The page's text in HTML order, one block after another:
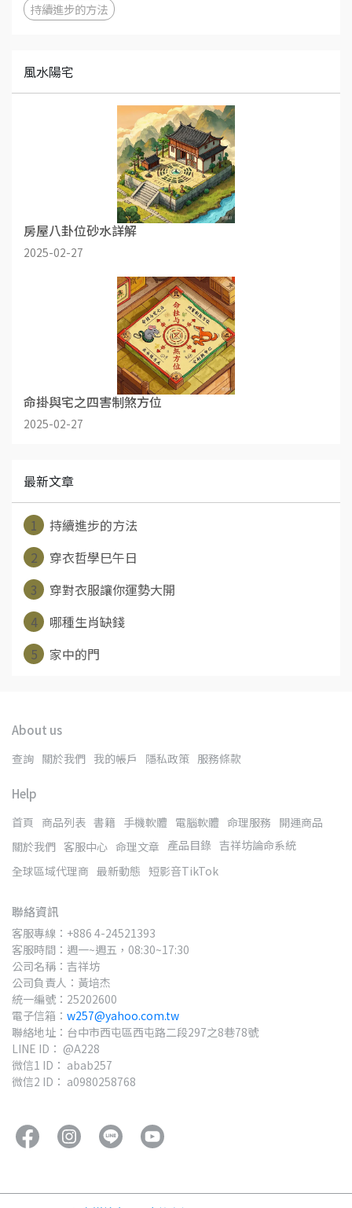
持續進步的方法
風水陽宅
房屋八卦位砂水詳解
2025-02-27
命掛與宅之四害制煞方位
2025-02-27
最新文章
1
持續進步的方法
2
穿衣哲學巳午日
3
穿對衣服讓你運勢大開
4
哪種生肖缺錢
5
家中的門
About us
查詢 關於我們 我的帳戶 隱私政策 服務條款
Help
首頁 商品列表 書籍 手機軟體 電腦軟體 命理服務 開運商品
關於我們 客服中心 命理文章 產品目錄 吉祥坊論命系統
全球區域代理商 最新動態 短影音TikTok
聯絡資訊
客服專線：+886 4-24521393
客服時間：週一~週五，08:30~17:30
公司名稱：吉祥坊
公司負責人：黃培杰
統一編號：25202600
電子信箱： w257@yahoo.com.tw
聯絡地址：台中市西屯區西屯路二段297之8巷78號
LINE ID： @A228
微信1 ID： abab257
微信2 ID： a0980258768